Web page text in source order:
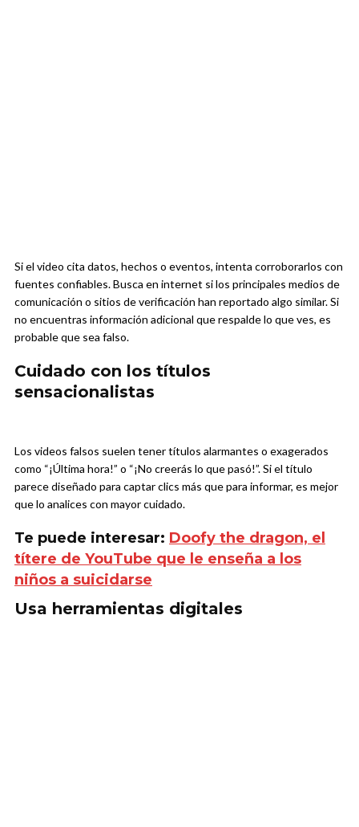
Si el video cita datos, hechos o eventos, intenta corroborarlos con
fuentes confiables. Busca en internet si los principales medios de
comunicación o sitios de verificación han reportado algo similar. Si
no encuentras información adicional que respalde lo que ves, es
probable que sea falso.
Cuidado con los títulos
sensacionalistas
Los videos falsos suelen tener títulos alarmantes o exagerados
como “¡Última hora!” o “¡No creerás lo que pasó!”. Si el título
parece diseñado para captar clics más que para informar, es mejor
que lo analices con mayor cuidado.
Te puede interesar: Doofy the dragon, el
títere de YouTube que le enseña a los
niños a suicidarse
Usa herramientas digitales